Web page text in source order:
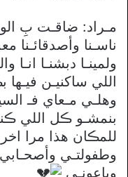
مـراد: ضاقـت بِ
ناسـنا
ولمينـا دبشنـا انـا
اللي ساكنيـن
وهلـي مـعاي فـ
بنمشـو ڪل اللي
للمڪان هذا مرا
وطفولتـي
وباعونـي